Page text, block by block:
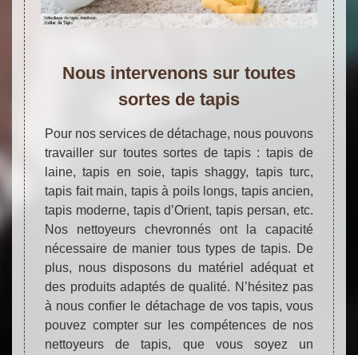
Nous intervenons sur toutes
sortes de tapis
Pour nos services de détachage, nous pouvons
travailler sur toutes sortes de tapis : tapis de
laine, tapis en soie, tapis shaggy, tapis turc,
tapis fait main, tapis à poils longs, tapis ancien,
tapis moderne, tapis d’Orient, tapis persan, etc.
Nos nettoyeurs chevronnés ont la capacité
nécessaire de manier tous types de tapis. De
plus, nous disposons du matériel adéquat et
des produits adaptés de qualité. N’hésitez pas
à nous confier le détachage de vos tapis, vous
pouvez compter sur les compétences de nos
nettoyeurs de tapis, que vous soyez un